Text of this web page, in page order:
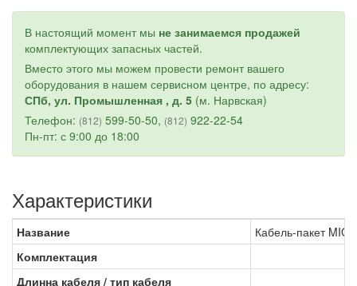
В настоящий момент мы не занимаемся продажей
комплектующих запасных частей.
Вместо этого мы можем провести ремонт вашего
оборудования в нашем сервисном центре, по адресу:
СПб, ул. Промышленная , д. 5 (м. Нарвская)
Телефон: (812) 599-50-50, (812) 922-22-54
Пн-пт: с 9:00 до 18:00
Характеристики
Название
Кабель-пакет
Комплектация
Длинна кабеля / тип кабеля